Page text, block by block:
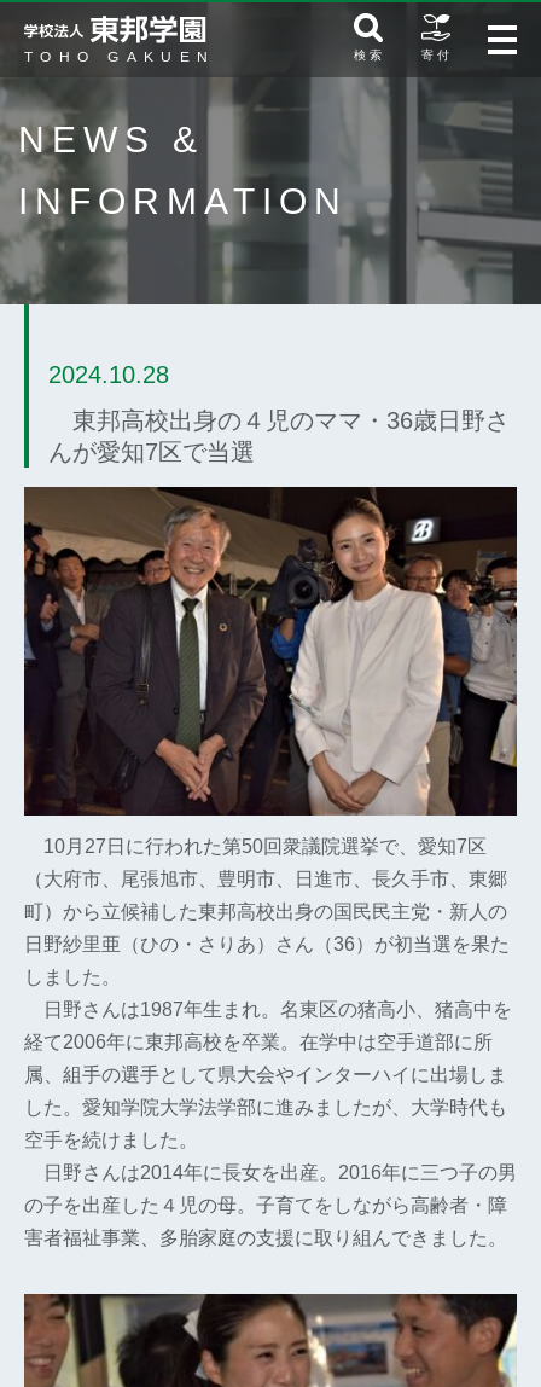
検 索 寄 付
NEWS &
INFORMATION
2024.10.28
東邦高校出身の４児のママ・36歳日野さ
んが愛知7区で当選
10月27日に行われた第50回衆議院選挙で、愛知7区
（大府市、尾張旭市、豊明市、日進市、長久手市、東郷
町）から立候補した東邦高校出身の国民民主党・新人の
日野紗里亜（ひの・さりあ）さん（36）が初当選を果た
しました。
日野さんは1987年生まれ。名東区の猪高小、猪高中を
経て2006年に東邦高校を卒業。在学中は空手道部に所
属、組手の選手として県大会やインターハイに出場しま
した。愛知学院大学法学部に進みましたが、大学時代も
空手を続けました。
日野さんは2014年に長女を出産。2016年に三つ子の男
の子を出産した４児の母。子育てをしながら高齢者・障
害者福祉事業、多胎家庭の支援に取り組んできました。